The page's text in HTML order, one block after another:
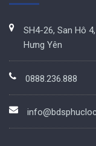
SH4-26, San Hô
Hưng Yên
0888.236.888